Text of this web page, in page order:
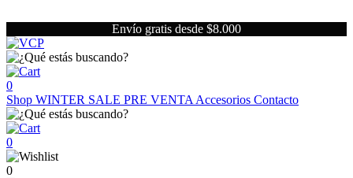
Envío gratis desde $8.000
0
Shop WINTER SALE PRE VENTA Accesorios Contacto
0
0